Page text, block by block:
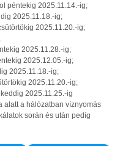
péntekig 2025.11.14.-ig;
2025.11.18.-ig;
2025.11.20.-ig;
2025.11.28.-ig;
2025.12.05.-ig;
2025.11.18.-ig;
2025.11.20.-ig;
2025.11.25.-ig
a hálózatban víznyomás
során és után pedig